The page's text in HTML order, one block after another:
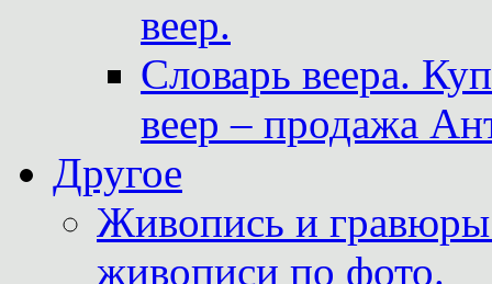
веер.
Словарь веера.
веер – продажа
Другое
Живопись и
живописи по фото.